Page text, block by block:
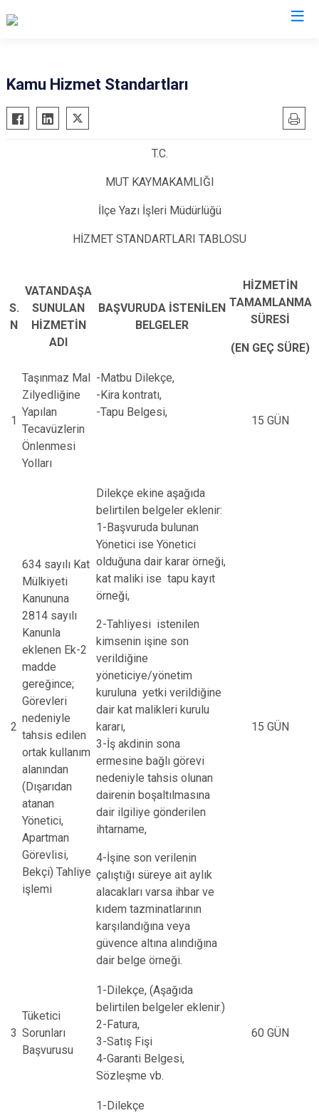
Anamur
Aydıncık
Akdeniz
Mezitli
Kamu Hizmet Standartları
T.C.
MUT KAYMAKAMLIĞI
İlçe Yazı İşleri Müdürlüğü
HİZMET STANDARTLARI TABLOSU
S.
N
VATANDAŞA
SUNULAN
HİZMETİN
ADI
BAŞVURUDA İSTENİLEN
BELGELER
HİZMETİN
TAMAMLANMA
SÜRESİ
(EN GEÇ SÜRE)
1
Taşınmaz Mal
Zilyedliğine
Yapılan
Tecavüzlerin
Önlenmesi
Yolları
-Matbu Dilekçe,
-Kira kontratı,
-Tapu Belgesi,
15 GÜN
2
634 sayılı Kat
Mülkiyeti
Kanununa
2814 sayılı
Kanunla
eklenen Ek-2
madde
gereğince;
Görevleri
nedeniyle
tahsis edilen
ortak kullanım
alanından
(Dışarıdan
atanan
Yönetici,
Apartman
Görevlisi,
Bekçi) Tahliye
işlemi
Dilekçe ekine aşağıda
belirtilen belgeler eklenir:
1-Başvuruda bulunan
Yönetici ise Yönetici
olduğuna dair karar örneği,
kat maliki ise tapu kayıt
örneği,
2-Tahliyesi istenilen
kimsenin işine son
verildiğine
yöneticiye/yönetim
kuruluna yetki verildiğine
dair kat malikleri kurulu
kararı,
3-İş akdinin sona
ermesine bağlı görevi
nedeniyle tahsis olunan
dairenin boşaltılmasına
dair ilgiliye gönderilen
ihtarname,
4-İşine son verilenin
çalıştığı süreye ait aylık
alacakları varsa ihbar ve
kıdem tazminatlarının
karşılandığına veya
güvence altına alındığına
dair belge örneği.
15 GÜN
3
Tüketici
Sorunları
Başvurusu
1-Dilekçe, (Aşağıda
belirtilen belgeler eklenir.)
2-Fatura,
3-Satış Fişi
4-Garanti Belgesi,
Sözleşme vb.
60 GÜN
1-Dilekçe